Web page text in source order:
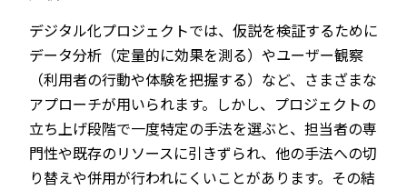
デジタル化プロジェクトでは、仮説を検証するために
データ分析（定量的に効果を測る）やユーザー観察
（利用者の行動や体験を把握する）など、さまざまな
アプローチが用いられます。しかし、プロジェクトの
立ち上げ段階で一度特定の手法を選ぶと、担当者の専
門性や既存のリソースに引きずられ、他の手法への切
り替えや併用が行われにくいことがあります。その結